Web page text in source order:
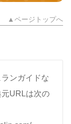
▲ページトップへ
ンガイドな
URLは次の